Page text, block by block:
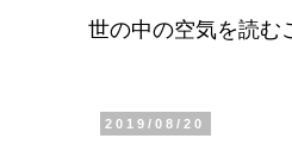
世の中の空気を読む
2019/08/20